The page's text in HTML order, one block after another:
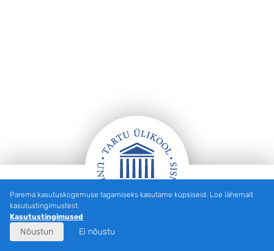
Jalus
Parema kasutuskogemuse tagamiseks kasutame küpsiseid. Loe lähemalt
kasutustingimustest.
Kasutustingimused
Nõustun Ei nõustu